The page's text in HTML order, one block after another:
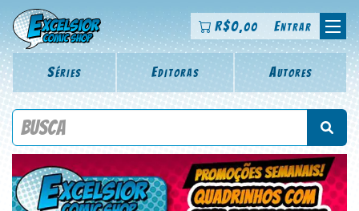
R$0,00 Entrar
Séries Editoras Autores
Procure por título da revista, personagem, série, escritor,